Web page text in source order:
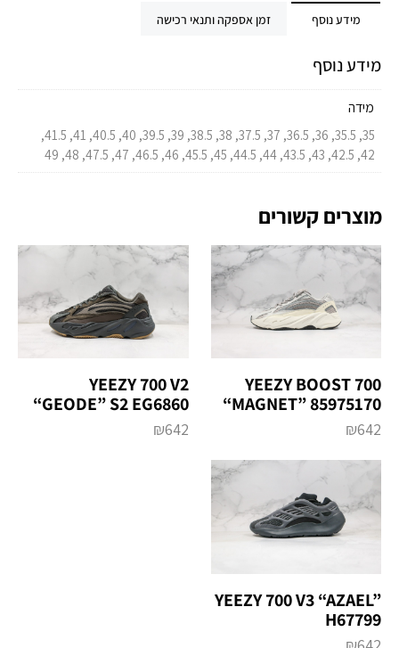
מידע נוסף זמן אספקה ותנאי רכישה
מידע נוסף
מידה
35, 35.5, 36, 36.5, 37, 37.5, 38, 38.5, 39, 39.5, 40, 40.5, 41, 41.5,
42, 42.5, 43, 43.5, 44, 44.5, 45, 45.5, 46, 46.5, 47, 47.5, 48, 49
מוצרים קשורים
YEEZY BOOST 700
“MAGNET” 85975170
₪642
YEEZY 700 V2
“GEODE” S2 EG6860
₪642
YEEZY 700 V3 “AZAEL”
H67799